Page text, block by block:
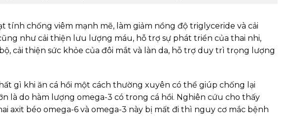
tính chống viêm mạnh mẽ, làm giảm nồng độ triglyceride và cải
như cải thiện lưu lượng máu, hỗ trợ sự phát triển của thai nhi,
cải thiện sức khỏe của đôi mắt và làn da, hỗ trợ duy trì trọng lượng
gì khi ăn cá hồi một cách thường xuyên có thể giúp chống lại
là do hàm lượng omega-3 có trong cá hồi. Nghiên cứu cho thấy
axit béo omega-6 và omega-3 này bị mất đi thì nguy cơ mắc bệnh